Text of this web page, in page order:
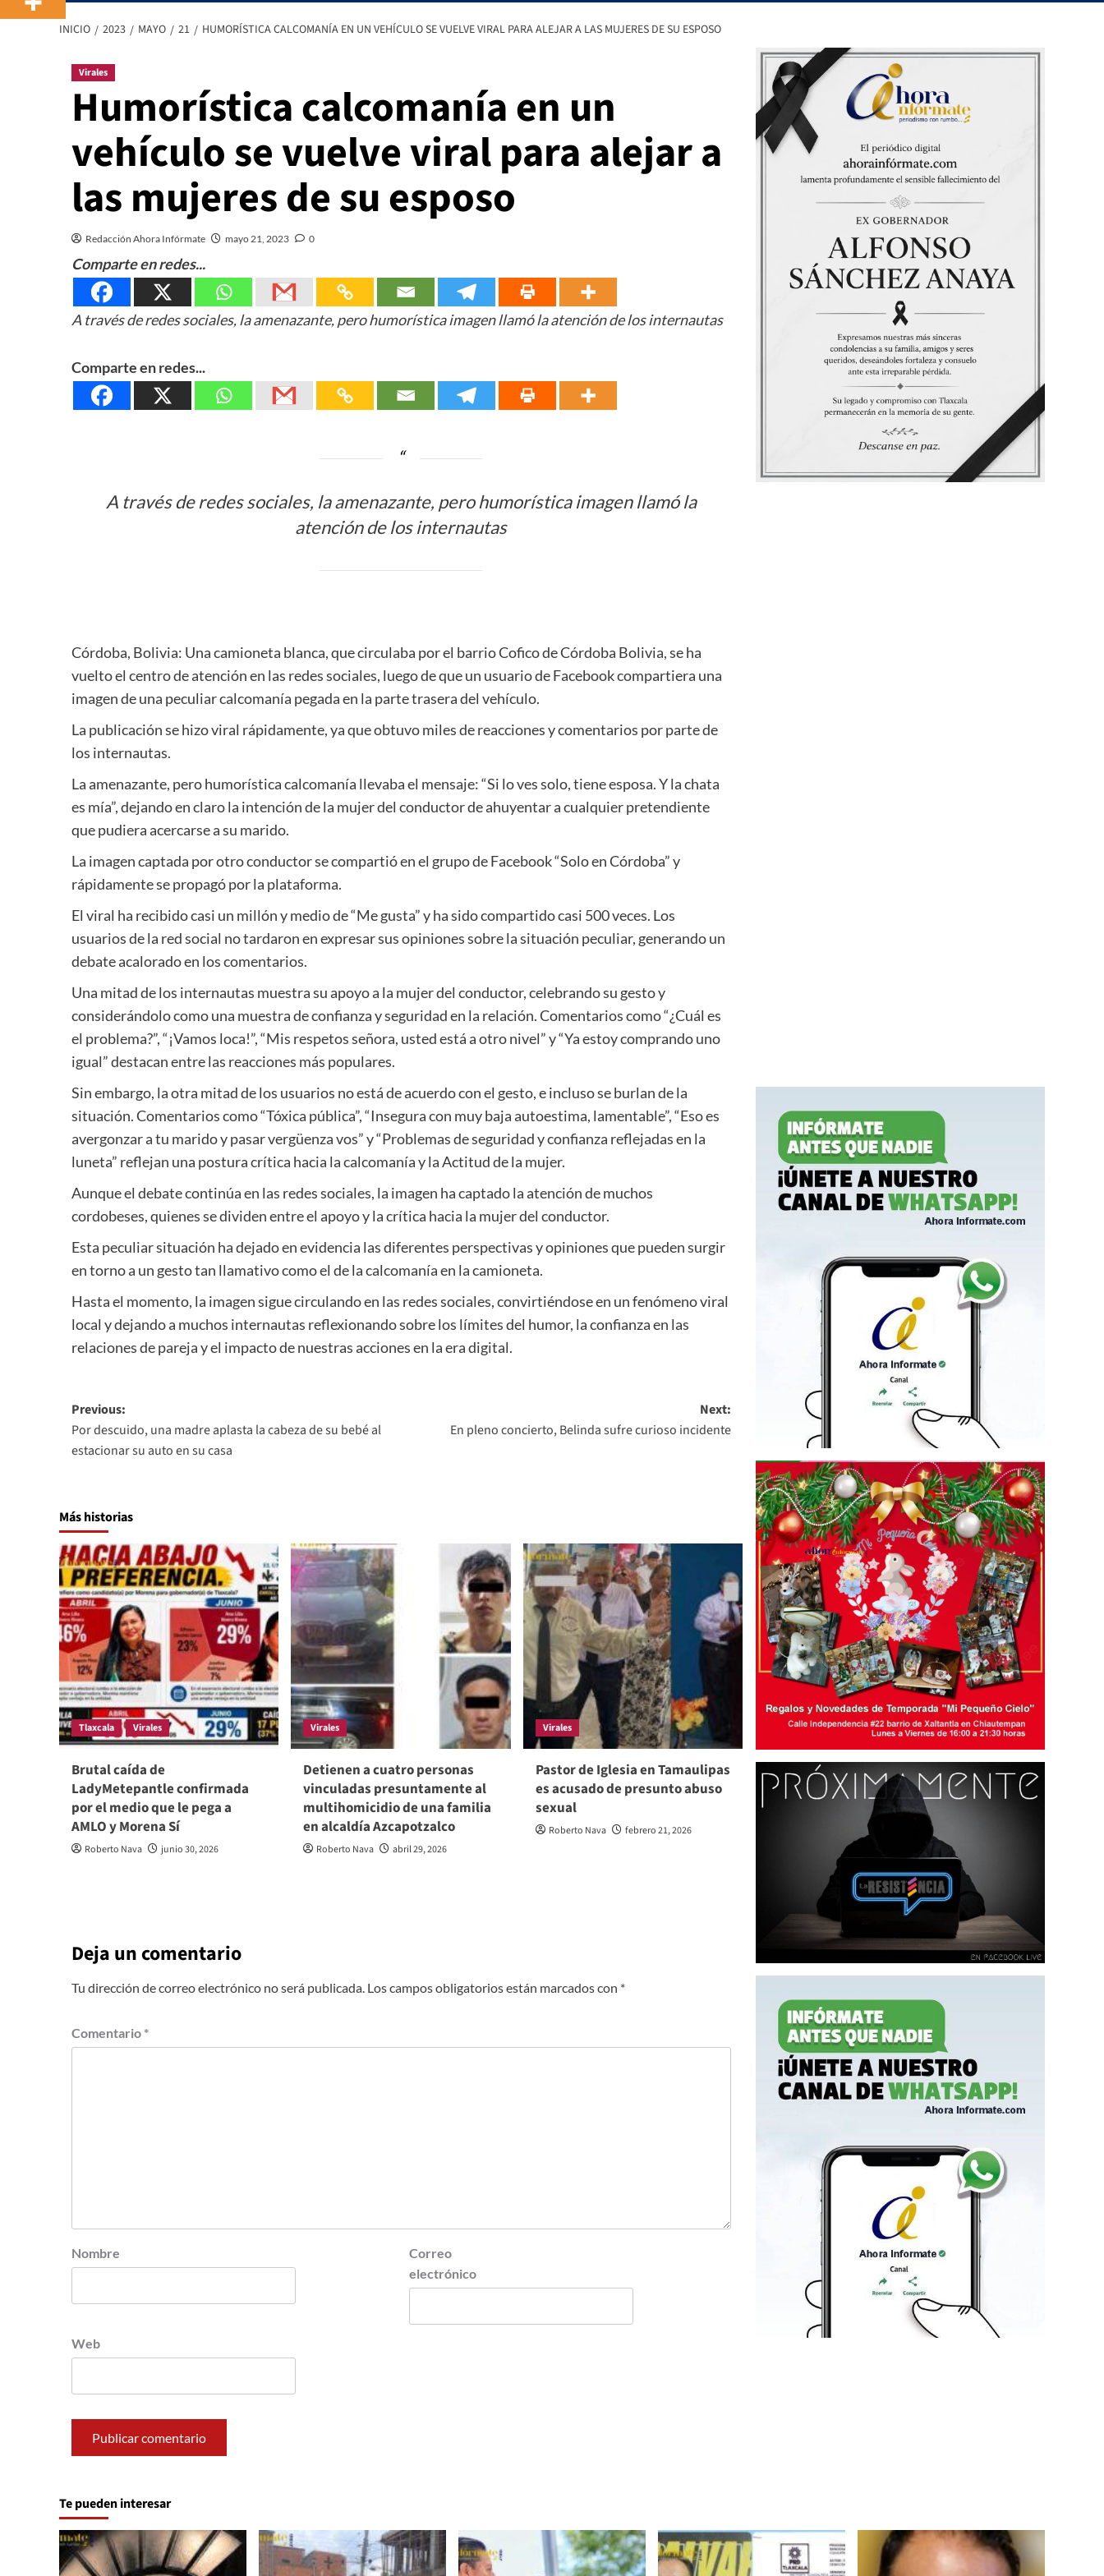
INICIO 2023 MAYO 21 HUMORÍSTICA CALCOMANÍA EN UN VEHÍCULO SE VUELVE VIRAL PARA ALEJAR A LAS MUJERES DE SU ESPOSO
Virales
Humorística calcomanía en un
vehículo se vuelve viral para alejar a
las mujeres de su esposo
Redacción Ahora Infórmate mayo 21, 2023 0
Comparte en redes...
A través de redes sociales, la amenazante, pero humorística imagen llamó la atención de los internautas
Comparte en redes...
A través de redes sociales, la amenazante, pero humorística imagen llamó la
atención de los internautas
Córdoba, Bolivia: Una camioneta blanca, que circulaba por el barrio Cofico de Córdoba Bolivia, se ha
vuelto el centro de atención en las redes sociales, luego de que un usuario de Facebook compartiera una
imagen de una peculiar calcomanía pegada en la parte trasera del vehículo.
La publicación se hizo viral rápidamente, ya que obtuvo miles de reacciones y comentarios por parte de
los internautas.
La amenazante, pero humorística calcomanía llevaba el mensaje: “Si lo ves solo, tiene esposa. Y la chata
es mía”, dejando en claro la intención de la mujer del conductor de ahuyentar a cualquier pretendiente
que pudiera acercarse a su marido.
La imagen captada por otro conductor se compartió en el grupo de Facebook “Solo en Córdoba” y
rápidamente se propagó por la plataforma.
El viral ha recibido casi un millón y medio de “Me gusta” y ha sido compartido casi 500 veces. Los
usuarios de la red social no tardaron en expresar sus opiniones sobre la situación peculiar, generando un
debate acalorado en los comentarios.
Una mitad de los internautas muestra su apoyo a la mujer del conductor, celebrando su gesto y
considerándolo como una muestra de confianza y seguridad en la relación. Comentarios como “¿Cuál es
el problema?”, “¡Vamos loca!”, “Mis respetos señora, usted está a otro nivel” y “Ya estoy comprando uno
igual” destacan entre las reacciones más populares.
Sin embargo, la otra mitad de los usuarios no está de acuerdo con el gesto, e incluso se burlan de la
situación. Comentarios como “Tóxica pública”, “Insegura con muy baja autoestima, lamentable”, “Eso es
avergonzar a tu marido y pasar vergüenza vos” y “Problemas de seguridad y confianza reflejadas en la
luneta” reflejan una postura crítica hacia la calcomanía y la Actitud de la mujer.
Aunque el debate continúa en las redes sociales, la imagen ha captado la atención de muchos
cordobeses, quienes se dividen entre el apoyo y la crítica hacia la mujer del conductor.
Esta peculiar situación ha dejado en evidencia las diferentes perspectivas y opiniones que pueden surgir
en torno a un gesto tan llamativo como el de la calcomanía en la camioneta.
Hasta el momento, la imagen sigue circulando en las redes sociales, convirtiéndose en un fenómeno viral
local y dejando a muchos internautas reflexionando sobre los límites del humor, la confianza en las
relaciones de pareja y el impacto de nuestras acciones en la era digital.
Post
navigation
Previous:
Por descuido, una madre aplasta la cabeza de su bebé al
estacionar su auto en su casa
Next:
En pleno concierto, Belinda sufre curioso incidente
Más historias
Tlaxcala Virales
Brutal caída de
LadyMetepantle confirmada
por el medio que le pega a
AMLO y Morena Sí
Roberto Nava junio 30, 2026
Virales
Detienen a cuatro personas
vinculadas presuntamente al
multihomicidio de una familia
en alcaldía Azcapotzalco
Roberto Nava abril 29, 2026
Virales
Pastor de Iglesia en Tamaulipas
es acusado de presunto abuso
sexual
Roberto Nava febrero 21, 2026
Deja un comentario
Tu dirección de correo electrónico no será publicada. Los campos obligatorios están marcados con *
Comentario *
Nombre
Correo
electrónico
Web
Te pueden interesar